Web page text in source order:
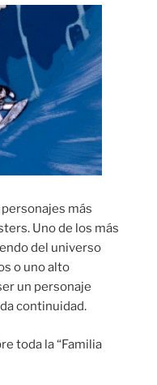
más
Uno de los más
del universo
o uno alto
un personaje
continuidad.
toda la “Familia